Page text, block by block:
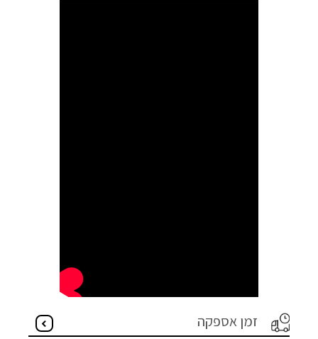
זמן אספקה